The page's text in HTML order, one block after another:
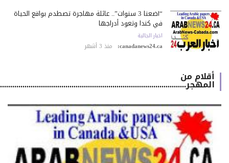
“أضعنا 3 سنوات”.. عائلة مهاجرة تصطدم بواقع الحياة
في كندا وتعود أدراجها
اخبار الجالية
canadanews24.ca: منذ 3 أشهر
أقلام من
المهجر.................................................................................................